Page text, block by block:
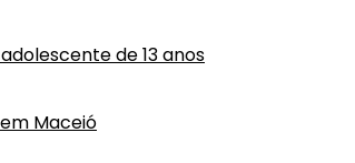
de 13 anos
Maceió